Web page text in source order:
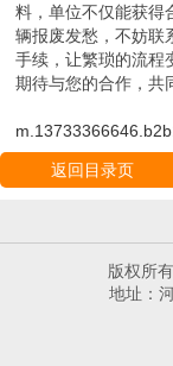
料，单位不仅能获得
辆报废发愁，不妨联
手续，让繁琐的流程
期待与您的合作，共
返回目录页
版权所
地址：